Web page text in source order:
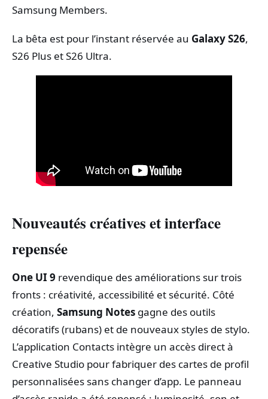
Samsung Members.
La bêta est pour l’instant réservée au Galaxy S26,
S26 Plus et S26 Ultra.
Nouveautés créatives et interface
repensée
One UI 9 revendique des améliorations sur trois
fronts : créativité, accessibilité et sécurité. Côté
création, Samsung Notes gagne des outils
décoratifs (rubans) et de nouveaux styles de stylo.
L’application Contacts intègre un accès direct à
Creative Studio pour fabriquer des cartes de profil
personnalisées sans changer d’app. Le panneau